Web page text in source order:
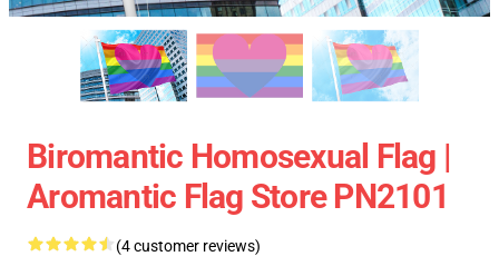
Biromantic Homosexual Flag |
Aromantic Flag Store PN2101
(4 customer reviews)